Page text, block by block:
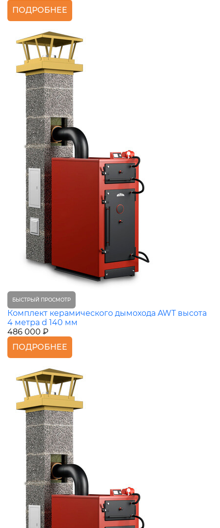
ПОДРОБНЕЕ
БЫСТРЫЙ ПРОСМОТР
Комплект керамического дымохода AWT высота
4 метра d 140 мм
486 000 ₽
ПОДРОБНЕЕ